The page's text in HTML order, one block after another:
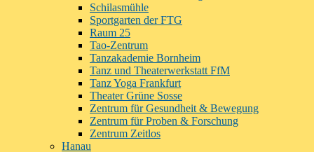
Schilasmühle
Sportgarten der FTG
Raum 25
Tao-Zentrum
Tanzakademie Bornheim
Tanz und Theaterwerkstatt FfM
Tanz Yoga Frankfurt
Theater Grüne Sosse
Zentrum für Gesundheit & Bewegung
Zentrum für Proben & Forschung
Zentrum Zeitlos
Hanau